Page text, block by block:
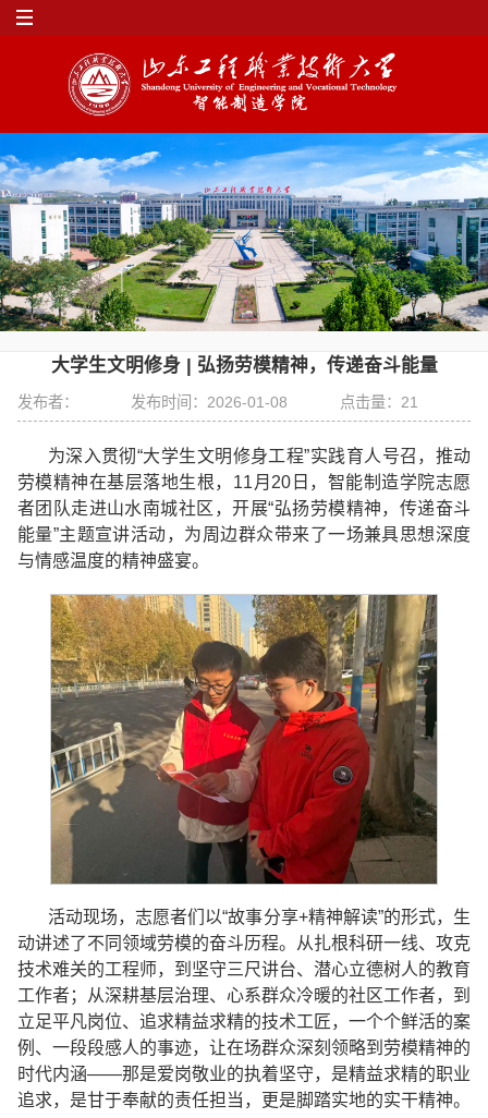
大学生文明修身 | 弘扬劳模精神，传递奋斗能量
发布者： 发布时间：2026-01-08 点击量：21
为深入贯彻“大学生文明修身工程”实践育人号召，推动
劳模精神在基层落地生根，11月20日，智能制造学院志愿
者团队走进山水南城社区，开展“弘扬劳模精神，传递奋斗
能量”主题宣讲活动，为周边群众带来了一场兼具思想深度
与情感温度的精神盛宴。
活动现场，志愿者们以“故事分享+精神解读”的形式，生
动讲述了不同领域劳模的奋斗历程。从扎根科研一线、攻克
技术难关的工程师，到坚守三尺讲台、潜心立德树人的教育
工作者；从深耕基层治理、心系群众冷暖的社区工作者，到
立足平凡岗位、追求精益求精的技术工匠，一个个鲜活的案
例、一段段感人的事迹，让在场群众深刻领略到劳模精神的
时代内涵——那是爱岗敬业的执着坚守，是精益求精的职业
追求，是甘于奉献的责任担当，更是脚踏实地的实干精神。